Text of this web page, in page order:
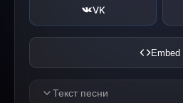
VK
Embed
Текст песни